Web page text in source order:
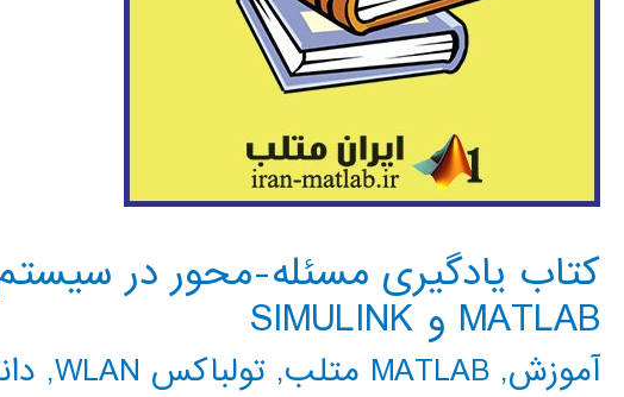
کتاب یادگیری مسئله-محور در سیستم
MATLAB و SIMULINK
آموزش, MATLAB متلب , تولباکس WLAN ,